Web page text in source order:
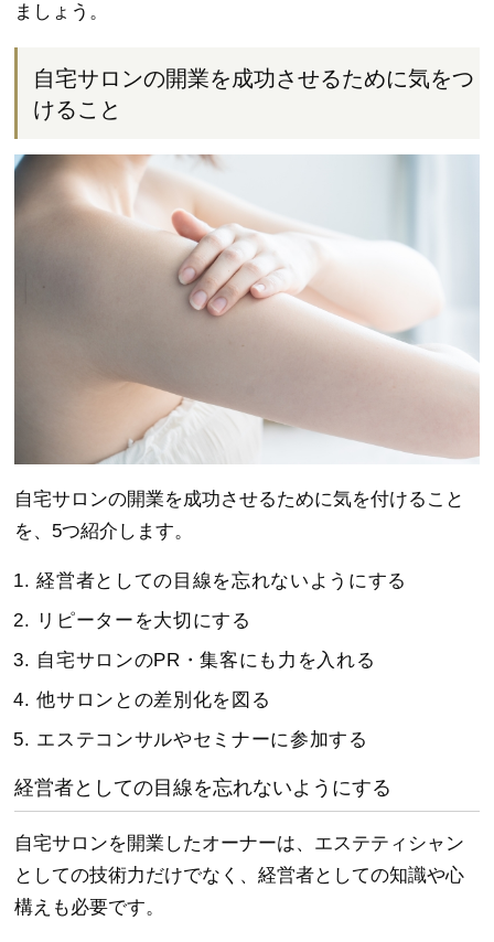
ましょう。
自宅サロンの開業を成功させるために気をつ
けること
自宅サロンの開業を成功させるために気を付けること
を、5つ紹介します。
経営者としての目線を忘れないようにする
リピーターを大切にする
自宅サロンのPR・集客にも力を入れる
他サロンとの差別化を図る
エステコンサルやセミナーに参加する
経営者としての目線を忘れないようにする
自宅サロンを開業したオーナーは、エステティシャン
としての技術力だけでなく、経営者としての知識や心
構えも必要です。